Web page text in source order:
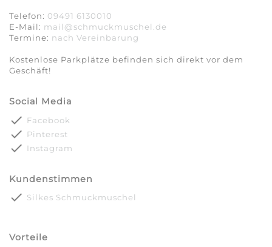
Telefon: 09491 6130010
E-Mail: mail@schmuckmuschel.de
Termine: nach Vereinbarung​​​​​​​
Kostenlose Parkplätze befinden sich direkt vor dem
Geschäft!
Social Media
done Facebook
done Pinterest
done Instagram
Kundenstimmen
done Silkes Schmuckmuschel
Vorteile